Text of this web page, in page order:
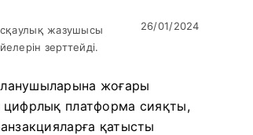
жазушысы
зерттейді.
26/01/2024
жоғары
цифрлық платформа сияқты,
қатысты